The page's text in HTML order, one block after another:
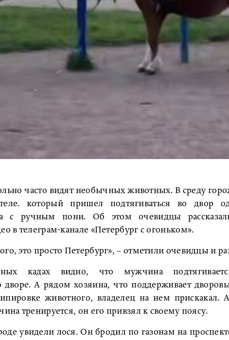
часто видят необычных животных. В среду
который пришел подтягиваться во двор
с ручным пони. Об этом очевидцы
в телеграм-канале «Петербург с огоньком».
это просто Петербург», – отметили очевидцы и
кадах видно, что мужчина
дворе. А рядом хозяина, что поддерживает
животного, владелец на нем прискакал.
тренируется, он его привзял к своему поясу.
увидели лося. Он бродил по газонам на